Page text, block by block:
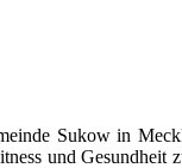
Sukow in
und